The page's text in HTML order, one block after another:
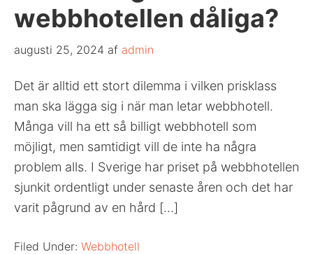
webbhotellen dåliga?
augusti 25, 2024 af admin
Det är alltid ett stort dilemma i vilken prisklass
man ska lägga sig i när man letar webbhotell.
Många vill ha ett så billigt webbhotell som
möjligt, men samtidigt vill de inte ha några
problem alls. I Sverige har priset på webbhotellen
sjunkit ordentligt under senaste åren och det har
varit pågrund av en hård […]
Filed Under: Webbhotell